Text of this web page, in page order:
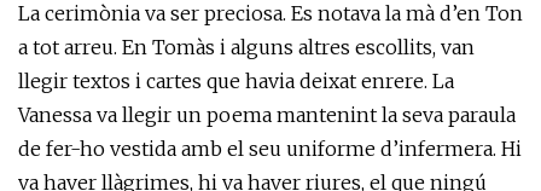
La cerimònia va ser preciosa. Es notava la mà d’en Ton
a tot arreu. En Tomàs i alguns altres escollits, van
llegir textos i cartes que havia deixat enrere. La
Vanessa va llegir un poema mantenint la seva paraula
de fer-ho vestida amb el seu uniforme d’infermera. Hi
va haver llàgrimes, hi va haver riures, el que ningú